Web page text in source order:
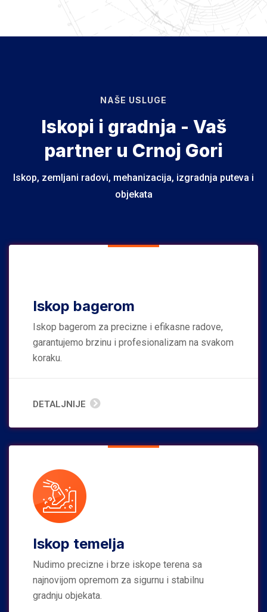
NAŠE USLUGE
Iskopi i gradnja - Vaš
partner u Crnoj Gori
Iskop, zemljani radovi, mehanizacija, izgradnja puteva i
objekata
Iskop bagerom
Iskop bagerom za precizne i efikasne radove,
garantujemo brzinu i profesionalizam na svakom
koraku.
DETALJNIJE
Iskop temelja
Nudimo precizne i brze iskope terena sa
najnovijom opremom za sigurnu i stabilnu
gradnju objekata.